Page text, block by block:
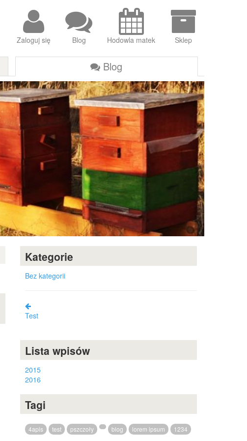
Zaloguj się Blog Hodowla matek Sklep
Blog
Kategorie
Bez kategorii
Test
Lista wpisów
2015
2016
Tagi
4apis test pszczoły blog lorem ipsum 1234